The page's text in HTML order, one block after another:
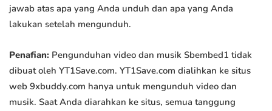
jawab atas apa yang Anda unduh dan apa yang Anda
lakukan setelah mengunduh.
Penafian: Pengunduhan video dan musik Sbembed1 tidak
dibuat oleh YT1Save.com. YT1Save.com dialihkan ke situs
web 9xbuddy.com hanya untuk mengunduh video dan
musik. Saat Anda diarahkan ke situs, semua tanggung